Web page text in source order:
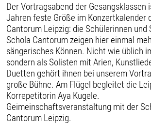
Der Vortragsabend der Gesangsklassen
Jahren feste Größe im Konzertkalender
Cantorum Leipzig: die Schülerinnen und
Schola Cantorum zeigen hier einmal
sängerisches Können. Nicht wie üblich
sondern als Solisten mit Arien,
Duetten gehört ihnen bei unserem
große Bühne. Am Flügel begleitet die
Korrepetitorin Aya Kugele.
Geimeinschaftsveranstaltung mit der
Cantorum Leipzig.